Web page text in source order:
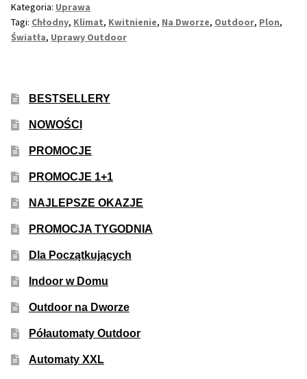
Odporne Odmiany
Medyczne Odmiany
Przewaga Indica
Przewaga Sativa
100% Sativa
50% Indica i 50% Sativa
Mix Paczki i Zestawy
Duże Oryginalne Opakowania
Indyjskich,
Marihuany
Kategoria: Uprawa
Tagi: Chłodny, Klimat, Kwitnienie, Na Dworze, Outdoor, Plon,
Światła, Uprawy Outdoor
BESTSELLERY
NOWOŚCI
PROMOCJE
PROMOCJE 1+1
NAJLEPSZE OKAZJE
PROMOCJA TYGODNIA
Dla Początkujących
Indoor w Domu
Outdoor na Dworze
Półautomaty Outdoor
Automaty XXL